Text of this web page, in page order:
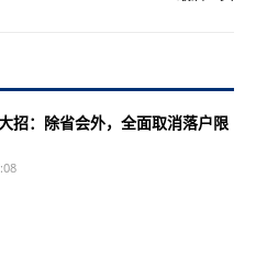
招：除省会外，全面取消落户限